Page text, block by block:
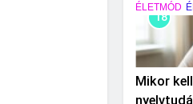
ÉLETMÓD
18
Mikor